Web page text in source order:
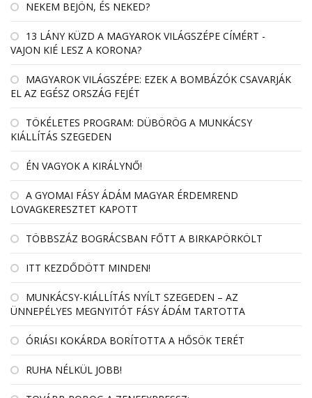
NEKEM BEJÖN, ÉS NEKED?
13 LÁNY KÜZD A MAGYAROK VILÁGSZÉPE CÍMÉRT -
VAJON KIÉ LESZ A KORONA?
MAGYAROK VILÁGSZÉPE: EZEK A BOMBÁZÓK CSAVARJÁK
EL AZ EGÉSZ ORSZÁG FEJÉT
TÖKÉLETES PROGRAM: DÜBÖRÖG A MUNKÁCSY
KIÁLLÍTÁS SZEGEDEN
ÉN VAGYOK A KIRÁLYNŐ!
A GYOMAI FÁSY ÁDÁM MAGYAR ÉRDEMREND
LOVAGKERESZTET KAPOTT
TÖBBSZÁZ BOGRÁCSBAN FŐTT A BIRKAPÖRKÖLT
ITT KEZDŐDÖTT MINDEN!
MUNKÁCSY-KIÁLLÍTÁS NYÍLT SZEGEDEN – AZ
ÜNNEPÉLYES MEGNYITÓT FÁSY ÁDÁM TARTOTTA
ÓRIÁSI KOKÁRDA BORÍTOTTA A HŐSÖK TERÉT
RUHA NÉLKÜL JOBB!